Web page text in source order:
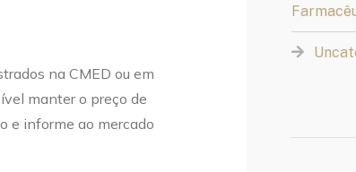
na CMED ou em
manter o preço de
e informe ao mercado